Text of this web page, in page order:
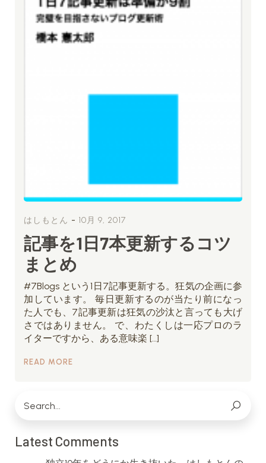
はしもとん - 10月 9, 2017
記事を1日7本更新するコツ
まとめ
#7Blogs という1日7記事更新する。狂気の企画に参
加しています。 毎日更新するのが当たり前になっ
た人でも、7記事更新は狂気の沙汰と言っても大げ
さではありません。 で、わたくしは一応プロのラ
イターですから、ある意味楽 […]
READ MORE
Latest Comments